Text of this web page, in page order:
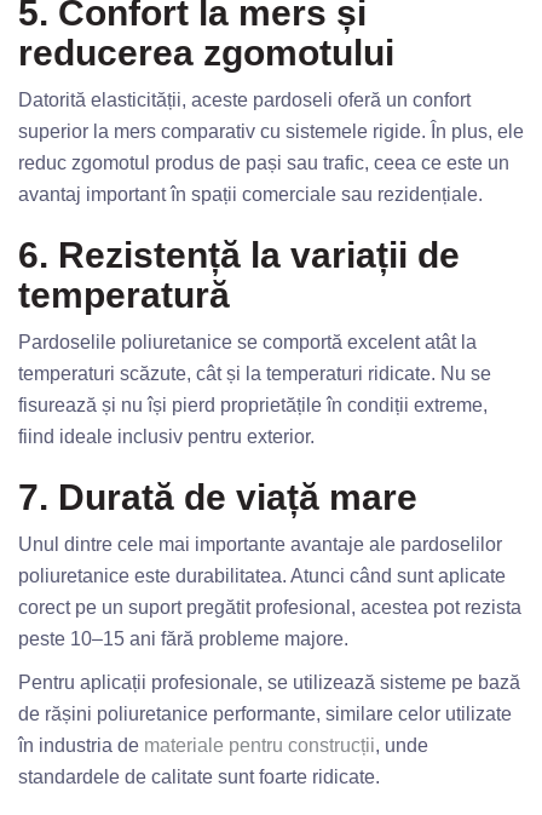
5. Confort la mers și
reducerea zgomotului
Datorită elasticității, aceste pardoseli oferă un confort
superior la mers comparativ cu sistemele rigide. În plus, ele
reduc zgomotul produs de pași sau trafic, ceea ce este un
avantaj important în spații comerciale sau rezidențiale.
6. Rezistență la variații de
temperatură
Pardoselile poliuretanice se comportă excelent atât la
temperaturi scăzute, cât și la temperaturi ridicate. Nu se
fisurează și nu își pierd proprietățile în condiții extreme,
fiind ideale inclusiv pentru exterior.
7. Durată de viață mare
Unul dintre cele mai importante avantaje ale pardoselilor
poliuretanice este durabilitatea. Atunci când sunt aplicate
corect pe un suport pregătit profesional, acestea pot rezista
peste 10–15 ani fără probleme majore.
Pentru aplicații profesionale, se utilizează sisteme pe bază
de rășini poliuretanice performante, similare celor utilizate
în industria de materiale pentru construcții, unde
standardele de calitate sunt foarte ridicate.